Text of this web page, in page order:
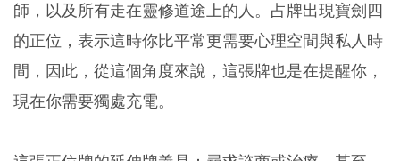
師，以及所有走在靈修道途上的人。占牌出現寶劍四
的正位，表示這時你比平常更需要心理空間與私人時
間，因此，從這個角度來說，這張牌也是在提醒你，
現在你需要獨處充電。